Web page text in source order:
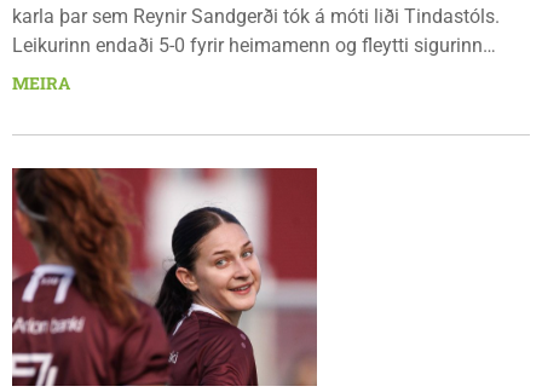
karla þar sem Reynir Sandgerði tók á móti liði Tindastóls.
Leikurinn endaði 5-0 fyrir heimamenn og fleytti sigurinn
Reynismönnum á topp deildarinnar en Stólunum í annað
leiknum.
MEIRA